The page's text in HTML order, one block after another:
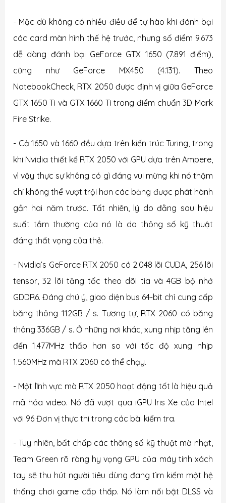
- Mặc dù không có nhiều điều để tự hào khi đánh bại
các card màn hình thế hệ trước, nhưng số điểm 9.673
dễ dàng đánh bại GeForce GTX 1650 (7.891 điểm),
cũng như GeForce MX450 (4.131). Theo
NotebookCheck, RTX 2050 được định vị giữa GeForce
GTX 1650 Ti và GTX 1660 Ti trong điểm chuẩn 3D Mark
Fire Strike.
- Cả 1650 và 1660 đều dựa trên kiến ​​trúc Turing, trong
khi Nvidia thiết kế RTX 2050 với GPU dựa trên Ampere,
vì vậy thực sự không có gì đáng vui mừng khi nó thậm
chí không thể vượt trội hơn các bảng được phát hành
gần hai năm trước. Tất nhiên, lý do đằng sau hiệu
suất tầm thường của nó là do thông số kỹ thuật
đáng thất vọng của thẻ.
- Nvidia’s GeForce RTX 2050 có 2.048 lõi CUDA, 256 lõi
tensor, 32 lõi tăng tốc theo dõi tia và 4GB bộ nhớ
GDDR6. Đáng chú ý, giao diện bus 64-bit chỉ cung cấp
băng thông 112GB / s. Tương tự, RTX 2060 có băng
thông 336GB / s. Ở những nơi khác, xung nhịp tăng lên
đến 1.477MHz thấp hơn so với tốc độ xung nhịp
1.560MHz mà RTX 2060 có thể chạy.
- Một lĩnh vực mà RTX 2050 hoạt động tốt là hiệu quả
mã hóa video. Nó đã vượt qua iGPU Iris Xe của Intel
với 96 Đơn vị thực thi trong các bài kiểm tra.
- Tuy nhiên, bất chấp các thông số kỹ thuật mờ nhạt,
Team Green rõ ràng hy vọng GPU của máy tính xách
tay sẽ thu hút người tiêu dùng đang tìm kiếm một hệ
thống chơi game cấp thấp. Nó làm nổi bật DLSS và